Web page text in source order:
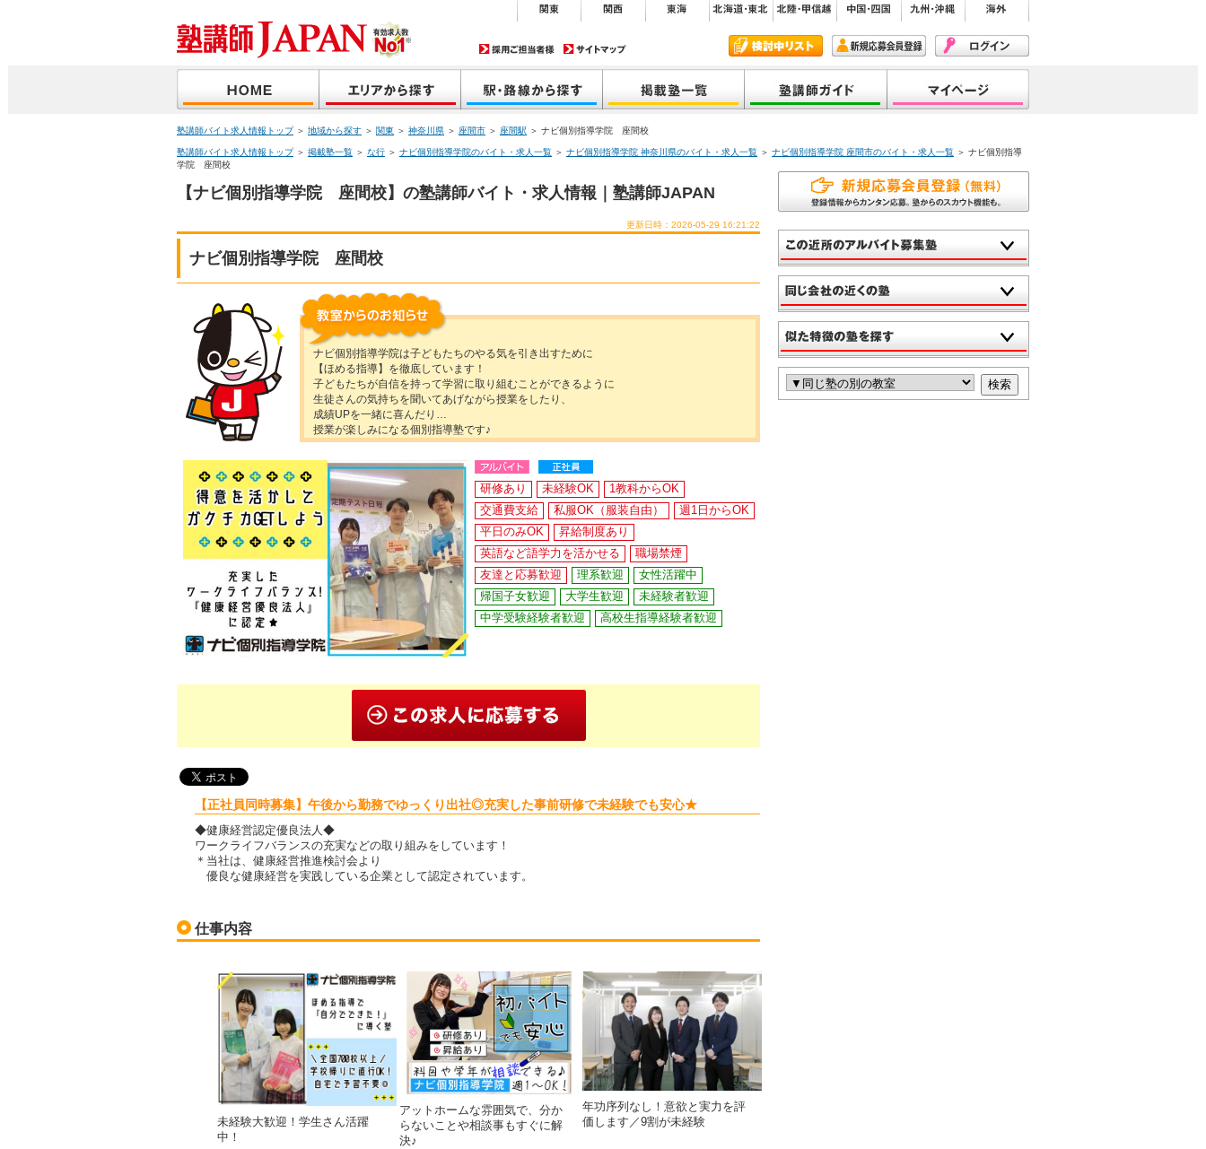
塾講師バイト求人情報トップ＞ 地域から探す ＞ 関東 ＞ 神奈川県 ＞ 座間市 ＞ 座間駅 ＞ ナビ個別指導学院 座間校
塾講師バイト求人情報トップ＞ 掲載塾一覧 ＞ な行 ＞ ナビ個別指導学院のバイト・求人一覧 ＞ ナビ個別指導学院 神奈川県のバイト・求人一覧 ＞ ナビ個別指導学院 座間市のバイト・求人一覧 ＞ ナビ個別指導
学院 座間校
【ナビ個別指導学院 座間校】の塾講師バイト・求人情報｜塾講師JAPAN
更新日時：2026-05-29 16:21:22
ナビ個別指導学院 座間校
ナビ個別指導学院は子どもたちのやる気を引き出すために
【ほめる指導】を徹底しています！
子どもたちが自信を持って学習に取り組むことができるように
生徒さんの気持ちを聞いてあげながら授業をしたり、
成績UPを一緒に喜んだり…
授業が楽しみになる個別指導塾です♪
研修あり 未経験OK
1教科からOK
交通費支給
私服OK（服装自由）
週1日からOK
平日のみOK
昇給制度あり
英語など語学力を活かせる
職場禁煙
友達と応募歓迎
理系歓迎
女性活躍中
帰国子女歓迎
大学生歓迎
未経験者歓迎
中学受験経験者歓迎
高校生指導経験者歓迎
【正社員同時募集】午後から勤務でゆっくり出社◎充実した事前研修で未経験でも安心★
◆健康経営認定優良法人◆
ワークライフバランスの充実などの取り組みをしています！
＊当社は、健康経営推進検討会より
優良な健康経営を実践している企業として認定されています。
仕事内容
未経験大歓迎！学生さん活躍
中！
アットホームな雰囲気で、分か
らないことや相談事もすぐに解
決♪
年功序列なし！意欲と実力を評
価します／9割が未経験